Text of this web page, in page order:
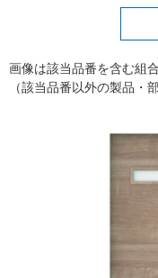
画像は該当品番を含む組
（該当品番以外の製品・